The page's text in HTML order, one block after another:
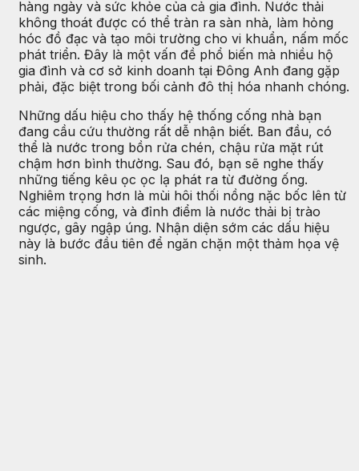
hàng ngày và sức khỏe của cả gia đình. Nước thải
không thoát được có thể tràn ra sàn nhà, làm hỏng
hóc đồ đạc và tạo môi trường cho vi khuẩn, nấm mốc
phát triển. Đây là một vấn đề phổ biến mà nhiều hộ
gia đình và cơ sở kinh doanh tại Đông Anh đang gặp
phải, đặc biệt trong bối cảnh đô thị hóa nhanh chóng.
Những dấu hiệu cho thấy hệ thống cống nhà bạn
đang cầu cứu thường rất dễ nhận biết. Ban đầu, có
thể là nước trong bồn rửa chén, chậu rửa mặt rút
chậm hơn bình thường. Sau đó, bạn sẽ nghe thấy
những tiếng kêu ọc ọc lạ phát ra từ đường ống.
Nghiêm trọng hơn là mùi hôi thối nồng nặc bốc lên từ
các miệng cống, và đỉnh điểm là nước thải bị trào
ngược, gây ngập úng. Nhận diện sớm các dấu hiệu
này là bước đầu tiên để ngăn chặn một thảm họa vệ
sinh.